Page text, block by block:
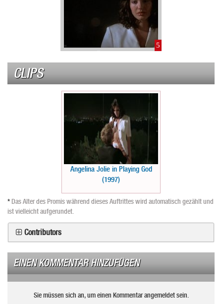
5
CLIPS
Angelina Jolie in Playing God
(1997)
* Das Alter des Promis während dieses Auftrittes wird automatisch gezählt und
ist vielleicht aufgerundet.
Contributors
EINEN KOMMENTAR HINZUFÜGEN
Sie müssen sich an, um einen Kommentar angemeldet sein.